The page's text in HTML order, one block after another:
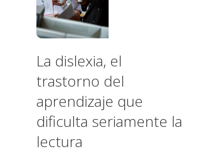
La dislexia, el
trastorno del
aprendizaje que
dificulta seriamente la
lectura